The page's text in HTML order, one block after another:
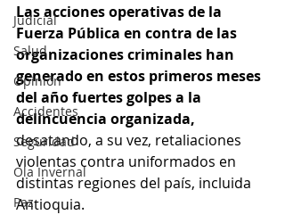
Judicial
Salud
Opinión
Accidentes
Seguridad
Ola Invernal
Paz
Las acciones operativas de la
Fuerza Pública en contra de las
organizaciones criminales han
generado en estos primeros meses
del año fuertes golpes a la
delincuencia organizada,
desatando, a su vez, retaliaciones
violentas contra uniformados en
distintas regiones del país, incluida
Antioquia.